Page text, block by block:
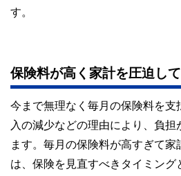
す。
保険料が高く家計を圧迫し
今まで無理なく毎月の保険料を支
入の減少などの理由により、負担
ます。毎月の保険料が高すぎて家
は、保険を見直すべきタイミング